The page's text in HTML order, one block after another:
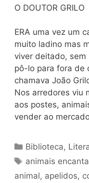
O DOUTOR GRILO
ERA uma vez um
muito ladino mas
viver deitado,
pô-lo para fora de
chamava João
Nos arredores viu
aos postes,
vender ao
Categorias
Biblioteca,
Tags
animais
animal, apelidos,